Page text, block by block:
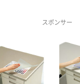
スポンサー